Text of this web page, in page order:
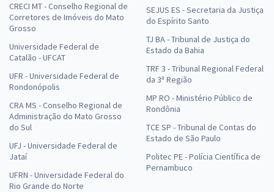
CRECI MT - Conselho Regional de
Corretores de Imóveis do Mato
Grosso
Universidade Federal de
Catalão - UFCAT
UFR - Universidade Federal de
Rondonópolis
CRA MS - Conselho Regional de
Administração do Mato Grosso
do Sul
UFJ - Universidade Federal de
Jataí
UFRN - Universidade Federal do
Rio Grande do Norte
SEJUS ES - Secretaria da Justiça
do Espírito Santo
TJ BA - Tribunal de Justiça do
Estado da Bahia
TRF 3 - Tribunal Regional Federal
da 3ª Região
MP RO - Ministério Público de
Rondônia
TCE SP - Tribunal de Contas do
Estado de São Paulo
Politec PE - Polícia Científica de
Pernambuco